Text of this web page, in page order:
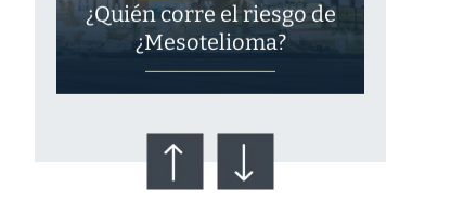
¿Quién corre el riesgo de
¿Mesotelioma?